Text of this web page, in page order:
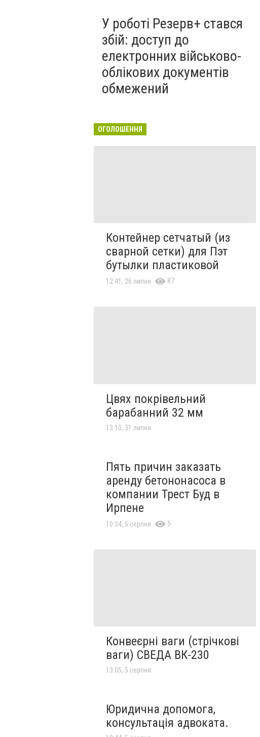
У роботі Резерв+ стався
збій: доступ до
електронних військово-
облікових документів
обмежений
ОГОЛОШЕННЯ
Контейнер сетчатый (из
сварной сетки) для Пэт
бутылки пластиковой
12:41, 26 липня 87
Цвях покрівельний
барабанний 32 мм
13:10, 31 липня
Пять причин заказать
аренду бетононасоса в
компании Трест Буд в
Ирпене
10:34, 5 серпня 5
Конвеєрні ваги (стрічкові
ваги) СВЕДА ВК-230
13:05, 5 серпня
Юридична допомога,
консультація адвоката.